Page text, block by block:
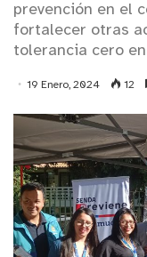
prevención en el
fortalecer otras
tolerancia cero
19 Enero, 2024 12